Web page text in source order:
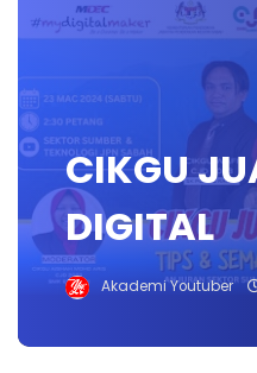
CIKGU
DIGITAL
Akademi Youtuber